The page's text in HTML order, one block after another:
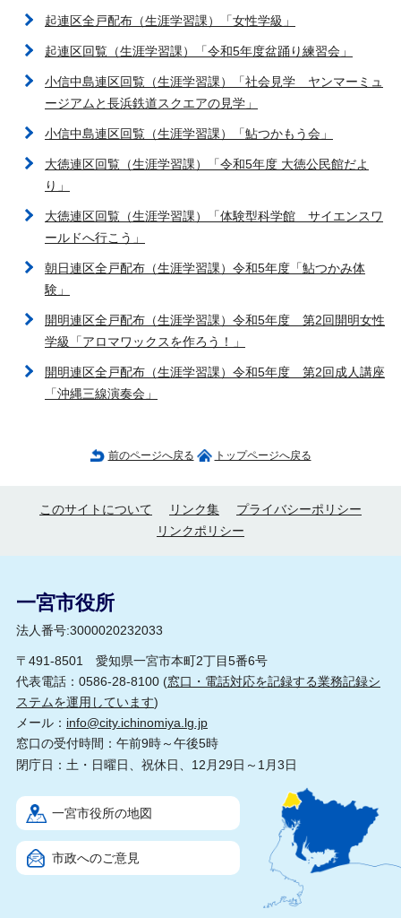
起連区全戸配布（生涯学習課）「女性学級」
起連区回覧（生涯学習課）「令和5年度盆踊り練習会」
小信中島連区回覧（生涯学習課）「社会見学 ヤンマーミュ
ージアムと長浜鉄道スクエアの見学」
小信中島連区回覧（生涯学習課）「鮎つかもう会」
大徳連区回覧（生涯学習課）「令和5年度 大徳公民館だよ
り」
大徳連区回覧（生涯学習課）「体験型科学館 サイエンスワ
ールドへ行こう」
朝日連区全戸配布（生涯学習課）令和5年度「鮎つかみ体
験」
開明連区全戸配布（生涯学習課）令和5年度 第2回開明女性
学級「アロマワックスを作ろう！」
開明連区全戸配布（生涯学習課）令和5年度 第2回成人講座
「沖縄三線演奏会」
前のページへ戻る トップページへ戻る
このサイトについて リンク集
プライバシーポリシー
リンクポリシー
一宮市役所
法人番号:3000020232033
〒491-8501 愛知県一宮市本町2丁目5番6号
代表電話：0586-28-8100 (窓口・電話対応を記録する業務記録シ
ステムを運用しています)
メール： info@city.ichinomiya.lg.jp
窓口の受付時間：午前9時～午後5時
閉庁日：土・日曜日、祝休日、12月29日～1月3日
一宮市役所の地図
市政へのご意見